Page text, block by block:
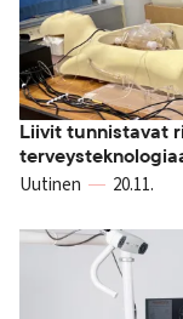
Liivit tunnistavat
Uutinen 20.11.